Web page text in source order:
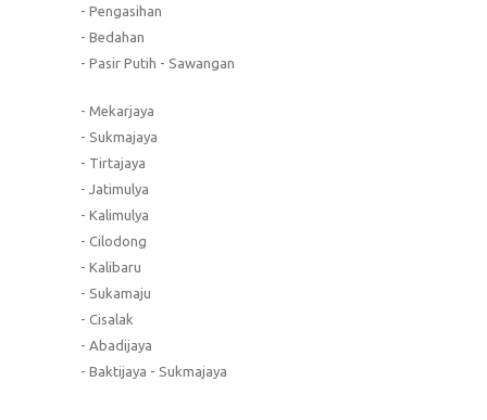
- Pengasihan
- Bedahan
- Pasir Putih - Sawangan
- Mekarjaya
- Sukmajaya
- Tirtajaya
- Jatimulya
- Kalimulya
- Cilodong
- Kalibaru
- Sukamaju
- Cisalak
- Abadijaya
- Baktijaya - Sukmajaya